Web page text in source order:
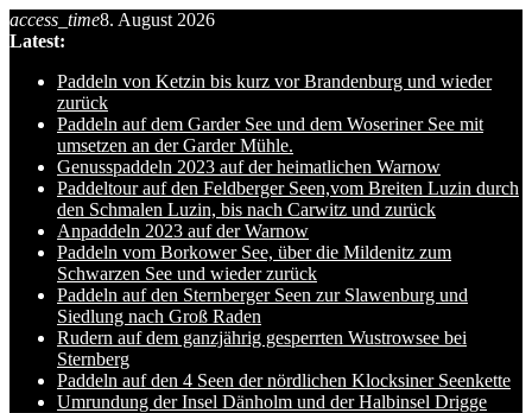
Skip
to
content
access_time8. August 2026
Latest:
Paddeln von Ketzin bis kurz vor Brandenburg und wieder
zurück
Paddeln auf dem Garder See und dem Woseriner See mit
umsetzen an der Garder Mühle.
Genusspaddeln 2023 auf der heimatlichen Warnow
Paddeltour auf den Feldberger Seen,vom Breiten Luzin durch
den Schmalen Luzin, bis nach Carwitz und zurück
Anpaddeln 2023 auf der Warnow
Paddeln vom Borkower See, über die Mildenitz zum
Schwarzen See und wieder zurück
Paddeln auf den Sternberger Seen zur Slawenburg und
Siedlung nach Groß Raden
Rudern auf dem ganzjährig gesperrten Wustrowsee bei
Sternberg
Paddeln auf den 4 Seen der nördlichen Klocksiner Seenkette
Umrundung der Insel Dänholm und der Halbinsel Drigge